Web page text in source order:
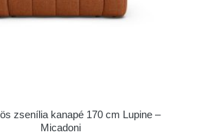
zsenília kanapé 170 cm Lupine –
Micadoni